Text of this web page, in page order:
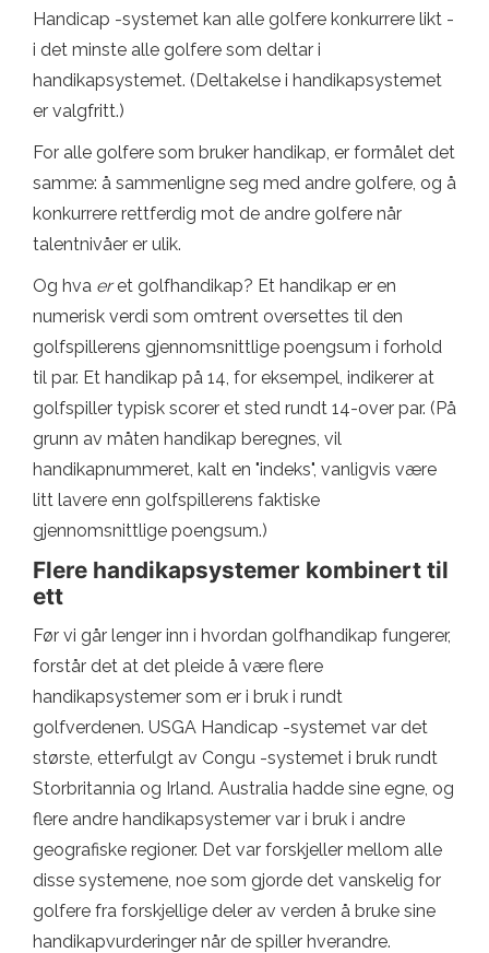
Handicap -systemet kan alle golfere konkurrere likt -
i det minste alle golfere som deltar i
handikapsystemet. (Deltakelse i handikapsystemet
er valgfritt.)
For alle golfere som bruker handikap, er formålet det
samme: å sammenligne seg med andre golfere, og å
konkurrere rettferdig mot de andre golfere når
talentnivåer er ulik.
Og hva eret golfhandikap? Et handikap er en
numerisk verdi som omtrent oversettes til den
golfspillerens gjennomsnittlige poengsum i forhold
til par. Et handikap på 14, for eksempel, indikerer at
golfspiller typisk scorer et sted rundt 14-over par. (På
grunn av måten handikap beregnes, vil
handikapnummeret, kalt en "indeks", vanligvis være
litt lavere enn golfspillerens faktiske
gjennomsnittlige poengsum.)
Flere handikapsystemer kombinert til
ett
Før vi går lenger inn i hvordan golfhandikap fungerer,
forstår det at det pleide å være flere
handikapsystemer som er i bruk i rundt
golfverdenen. USGA Handicap -systemet var det
største, etterfulgt av Congu -systemet i bruk rundt
Storbritannia og Irland. Australia hadde sine egne, og
flere andre handikapsystemer var i bruk i andre
geografiske regioner. Det var forskjeller mellom alle
disse systemene, noe som gjorde det vanskelig for
golfere fra forskjellige deler av verden å bruke sine
handikapvurderinger når de spiller hverandre.